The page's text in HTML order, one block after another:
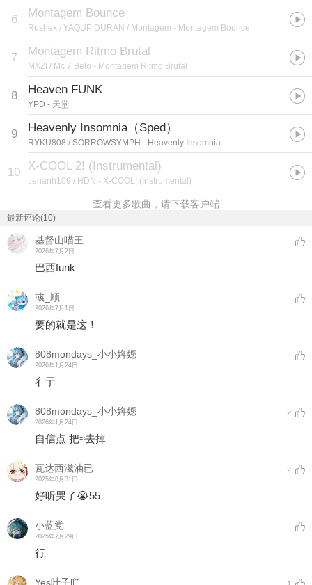
6 Montagem Bounce
Rushex / YAQUP DURAN / Montagem - Montagem Bounce
7 Montagem Ritmo Brutal
MXZI / Mc 7 Belo - Montagem Ritmo Brutal
8 Heaven FUNK
YPD - 天堂
9 Heavenly Insomnia（Sped）
RYKU808 / SORROWSYMPH - Heavenly Insomnia
10 X-COOL 2! (Instrumental)
tienanh109 / HDN - X-COOL! (Instrumental)
查看更多歌曲，请下载客户端
最新评论(10)
基督山喵王
2026年7月2日
巴西funk
彧_顺
2026年7月1日
要的就是这！
808mondays_小小姩嫕
2026年1月24日
彳亍
808mondays_小小姩嫕
2026年1月24日
2
自信点 把≈去掉
瓦达西滋油已
2025年8月31日
2
好听哭了😭55
小蓝党
2025年7月29日
行
Yes叶子吖